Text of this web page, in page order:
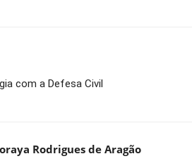
com a Defesa Civil
Rodrigues de Aragão